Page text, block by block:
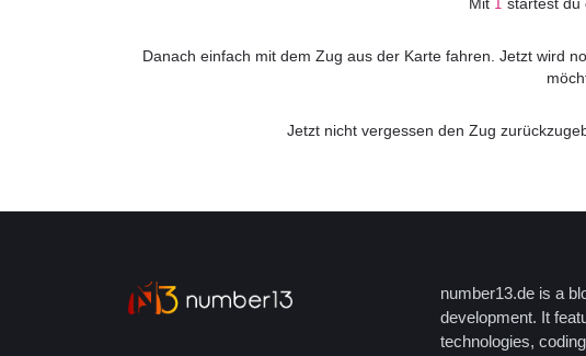
I
Danach einfach mit dem Zug aus der Karte fahren. Jetzt wird
Jetzt nicht vergessen den Zug
number13.de is a
development. It
technologies,